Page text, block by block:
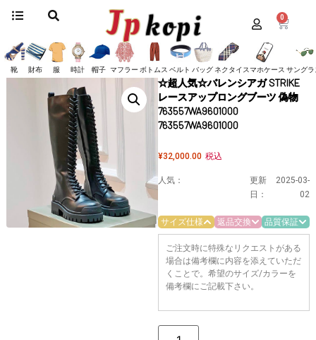
0
靴 財布 服 時計 帽子 マフラー ボトムス ベルト バッグネクタイ スマホケース サング
ホーム /バレンシアガ /ブーツ・ダービーシューズ
/ ☆超人気☆バレンシア
ガ STRIKE レースアップロングブーツ 偽物 763557WA9601000
763557WA9601000
☆超人気☆バレンシアガ STRIKE
レースアップロングブーツ 偽物
763557WA9601000
763557WA9601000
¥32,000.00 税込
人気：
更新
日：
2025-03-
02
サイズ仕様 返品交換 品質保証
ご注文時に特殊なリクエストがある
場合は備考欄に内容を添えていただ
くことで。希望のサイズ/カラーを
備考欄にご記載下さい。